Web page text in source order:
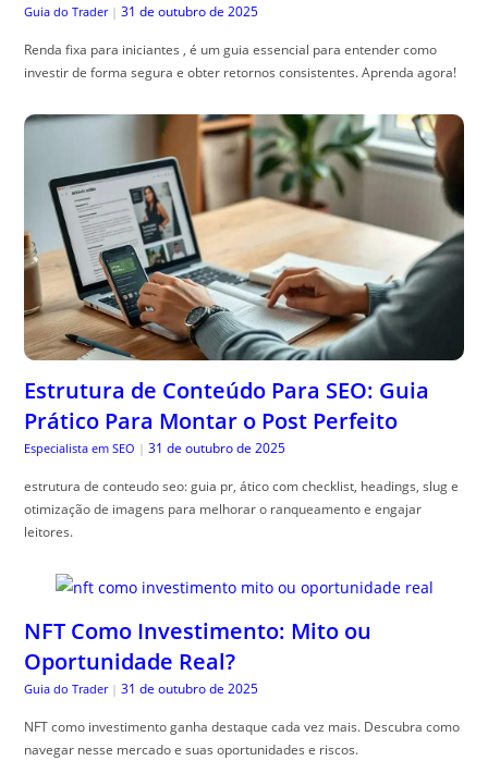
Guia do Trader | 31 de outubro de 2025
Renda fixa para iniciantes , é um guia essencial para entender como
investir de forma segura e obter retornos consistentes. Aprenda agora!
Estrutura de Conteúdo Para SEO: Guia
Prático Para Montar o Post Perfeito
Especialista em SEO | 31 de outubro de 2025
estrutura de conteudo seo: guia pr, ático com checklist, headings, slug e
otimização de imagens para melhorar o ranqueamento e engajar
leitores.
NFT Como Investimento: Mito ou
Oportunidade Real?
Guia do Trader | 31 de outubro de 2025
NFT como investimento ganha destaque cada vez mais. Descubra como
navegar nesse mercado e suas oportunidades e riscos.